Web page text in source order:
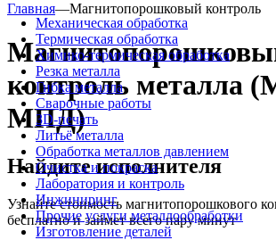
Механическая обработка
Термическая обработка
Химико-термическая обработка
Резка металла
Гибка металла
Сварочные работы
3D-печать
Литьё металла
Обработка металлов давлением
Очистка и покраска
Лаборатория и контроль
Инжиниринг
Прочие услуги металлообработки
Изготовление деталей
Главная—Магнитопорошковый контроль
контроль металла
МПД)
Найдите исполнителя
Узнайте стоимость магнитопорошкового
бесплатно и займет всего пару минут